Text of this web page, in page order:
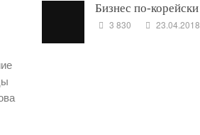
Бизнес по-корейски
3 830 23.04.2018